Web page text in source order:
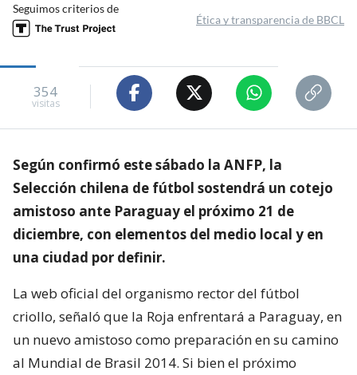
Seguimos criterios de
Ética y transparencia de BBCL
354
visitas
Según confirmó este sábado la ANFP, la
Selección chilena de fútbol sostendrá un cotejo
amistoso ante Paraguay el próximo 21 de
diciembre, con elementos del medio local y en
una ciudad por definir.
La web oficial del organismo rector del fútbol
criollo, señaló que la Roja enfrentará a Paraguay, en
un nuevo amistoso como preparación en su camino
al Mundial de Brasil 2014. Si bien el próximo